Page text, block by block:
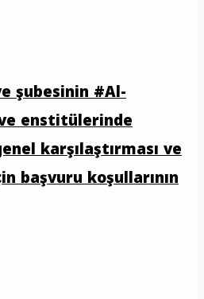
şubesinin #Al-
enstitülerinde
karşılaştırması ve
başvuru koşullarının